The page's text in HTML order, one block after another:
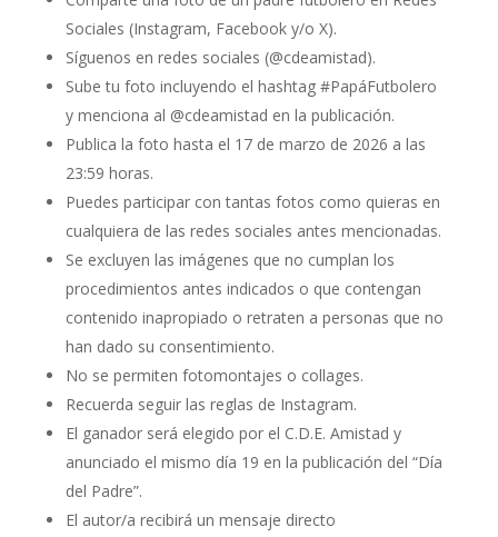
Sociales (Instagram, Facebook y/o X).
Síguenos en redes sociales (@cdeamistad).
Sube tu foto incluyendo el hashtag #PapáFutbolero
y menciona al @cdeamistad en la publicación.
Publica la foto hasta el 17 de marzo de 2026 a las
23:59 horas.
Puedes participar con tantas fotos como quieras en
cualquiera de las redes sociales antes mencionadas.
Se excluyen las imágenes que no cumplan los
procedimientos antes indicados o que contengan
contenido inapropiado o retraten a personas que no
han dado su consentimiento.
No se permiten fotomontajes o collages.
Recuerda seguir las reglas de Instagram.
El ganador será elegido por el C.D.E. Amistad y
anunciado el mismo día 19 en la publicación del “Día
del Padre”.
El autor/a recibirá un mensaje directo